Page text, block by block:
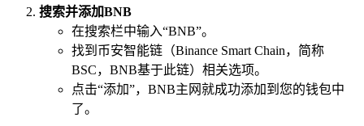
搜索并添加BNB
在搜索栏中输入“BNB”。
找到币安智能链（Binance Smart Chain，简称
BSC，BNB基于此链）相关选项。
点击“添加”，BNB主网就成功添加到您的钱包中
了。